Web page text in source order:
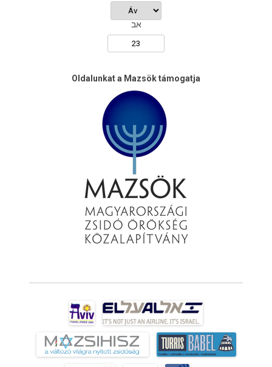
אב
Oldalunkat a Mazsök támogatja